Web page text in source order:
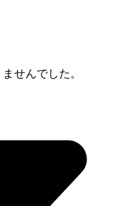
せんでした。